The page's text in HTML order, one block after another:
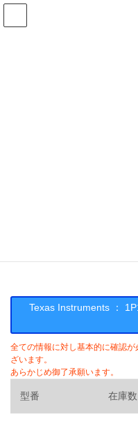
コ
ナ
Texas Instruments ：
全ての情報に対し基本的に確認
ざいます。
あらかじめ御了承願います。
型番 在庫数